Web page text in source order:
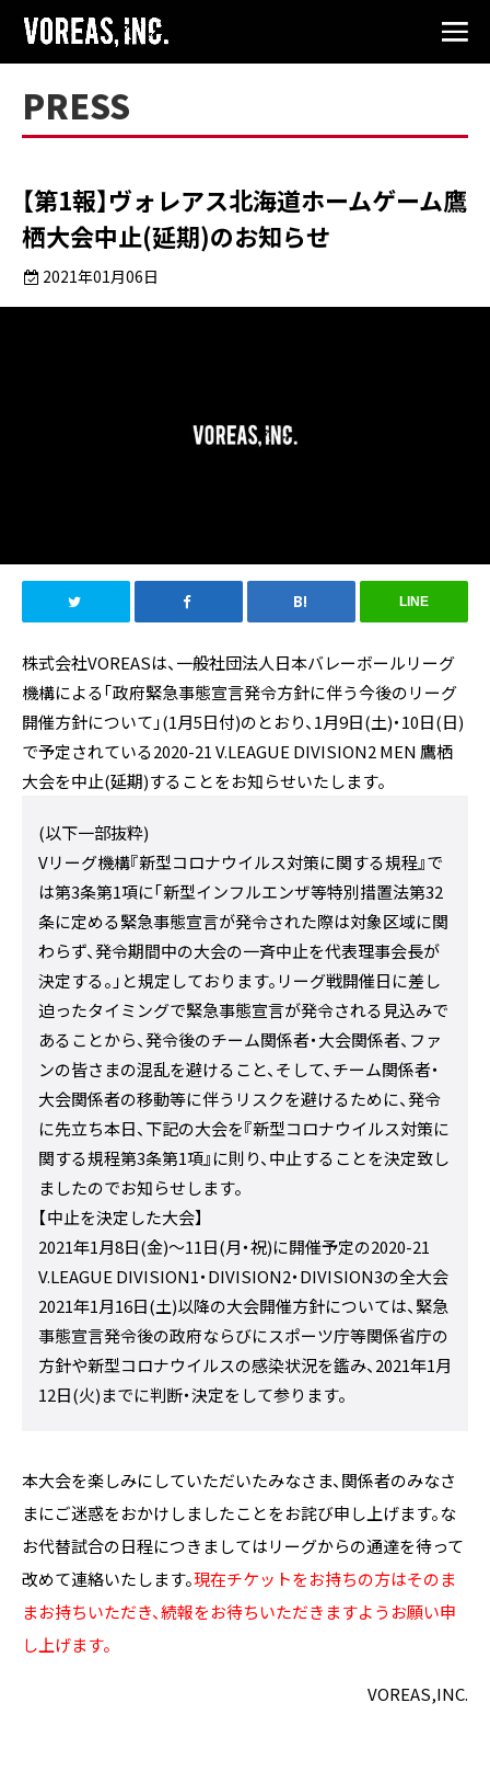
PRESS
【第1報】ヴォレアス北海道ホームゲーム鷹
栖大会中止(延期)のお知らせ
2021年01月06日
LINE
株式会社VOREASは、一般社団法人日本バレーボールリーグ
機構による「政府緊急事態宣言発令方針に伴う今後のリーグ
開催方針について」(1月5日付)のとおり、1月9日(土)・10日(日)
で予定されている2020-21 V.LEAGUE DIVISION2 MEN 鷹栖
大会を中止(延期)することをお知らせいたします。
(以下一部抜粋)
Vリーグ機構『新型コロナウイルス対策に関する規程』で
は第3条第1項に「新型インフルエンザ等特別措置法第32
条に定める緊急事態宣言が発令された際は対象区域に関
わらず、発令期間中の大会の一斉中止を代表理事会長が
決定する。」と規定しております。リーグ戦開催日に差し
迫ったタイミングで緊急事態宣言が発令される見込みで
あることから、発令後のチーム関係者・大会関係者、ファ
ンの皆さまの混乱を避けること、そして、チーム関係者・
大会関係者の移動等に伴うリスクを避けるために、発令
に先立ち本日、下記の大会を『新型コロナウイルス対策に
関する規程第3条第1項』に則り、中止することを決定致し
ましたのでお知らせします。
【中止を決定した大会】
2021年1月8日(金)～11日(月・祝)に開催予定の2020-21
V.LEAGUE DIVISION1・DIVISION2・DIVISION3の全大会
2021年1月16日(土)以降の大会開催方針については、緊急
事態宣言発令後の政府ならびにスポーツ庁等関係省庁の
方針や新型コロナウイルスの感染状況を鑑み、2021年1月
12日(火)までに判断・決定をして参ります。
本大会を楽しみにしていただいたみなさま、関係者のみなさ
まにご迷惑をおかけしましたことをお詫び申し上げます。な
お代替試合の日程につきましてはリーグからの通達を待って
改めて連絡いたします。現在チケットをお持ちの方はそのま
まお持ちいただき、続報をお待ちいただきますようお願い申
し上げます。
VOREAS,INC.